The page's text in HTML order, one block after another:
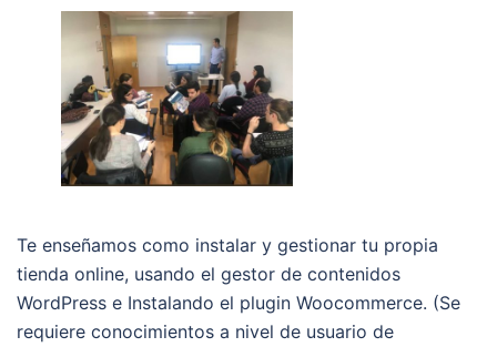
Te enseñamos como instalar y gestionar tu propia
tienda online, usando el gestor de contenidos
WordPress e Instalando el plugin Woocommerce. (Se
requiere conocimientos a nivel de usuario de